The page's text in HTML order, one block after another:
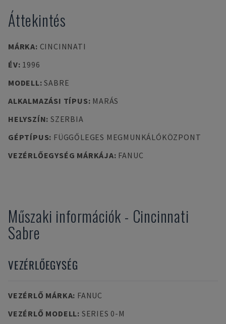
Áttekintés
MÁRKA: CINCINNATI
ÉV: 1996
MODELL:SABRE
ALKALMAZÁSI TÍPUS: MARÁS
HELYSZÍN: SZERBIA
GÉPTÍPUS: FÜGGŐLEGES MEGMUNKÁLÓKÖZPONT
VEZÉRLŐEGYSÉG MÁRKÁJA: FANUC
Műszaki információk - Cincinnati
Sabre
VEZÉRLŐEGYSÉG
VEZÉRLŐ MÁRKA: FANUC
VEZÉRLŐ MODELL: SERIES 0-M